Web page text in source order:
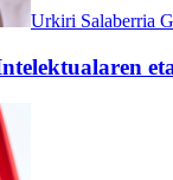
Urkiri Salaberria